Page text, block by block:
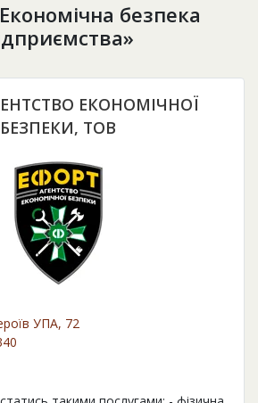
безпека
ЕКОНОМІЧНОЇ
БЕЗПЕКИ, ТОВ
УПА, 72